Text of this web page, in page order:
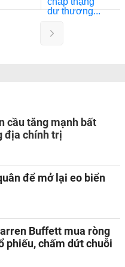
cầu tăng mạnh bất
địa chính trị
để mở lại eo biển
Buffett mua ròng
phiếu, chấm dứt chuỗi